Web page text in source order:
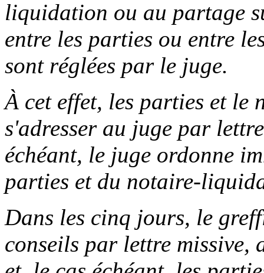
liquidation ou au partage
entre les parties ou entre
sont réglées par le juge.
À cet effet, les parties et
s'adresser au juge par
échéant, le juge ordonne
parties et du notaire-
Dans les cinq jours, le
conseils par lettre